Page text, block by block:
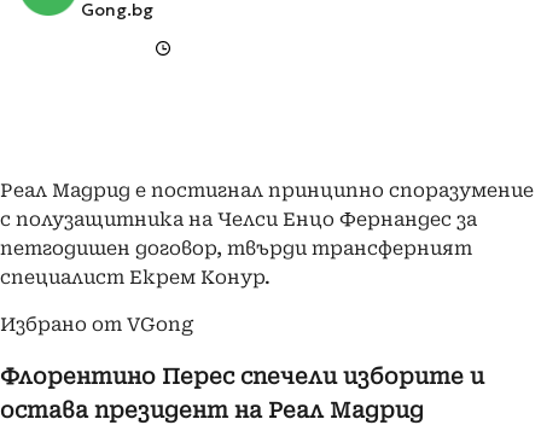
Gong.bg
Реал Мадрид е постигнал принципно споразумение
с полузащитника на Челси Енцо Фернандес за
петгодишен договор, твърди трансферният
специалист Екрем Конур.
Избрано от VGong
Флорентино Перес спечели изборите и
остава президент на Реал Мадрид